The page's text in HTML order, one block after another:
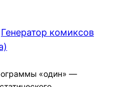
Генератор комиксов
«один» —